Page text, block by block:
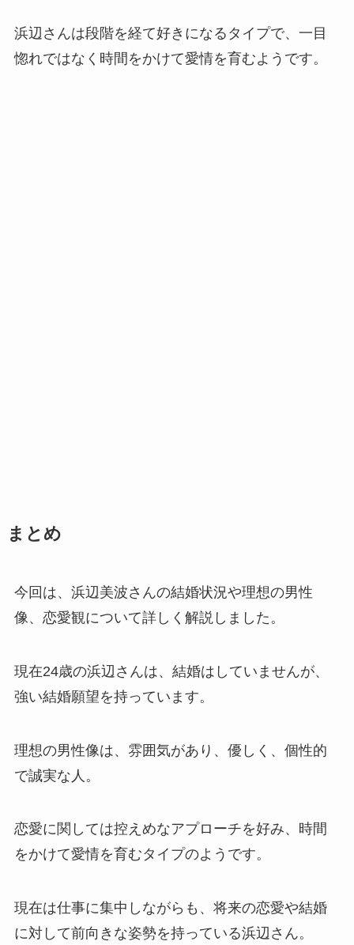
浜辺さんは段階を経て好きになるタイプで、一目
惚れではなく時間をかけて愛情を育むようです。
まとめ
今回は、浜辺美波さんの結婚状況や理想の男性
像、恋愛観について詳しく解説しました。
現在24歳の浜辺さんは、結婚はしていませんが、
強い結婚願望を持っています。
理想の男性像は、雰囲気があり、優しく、個性的
で誠実な人。
恋愛に関しては控えめなアプローチを好み、時間
をかけて愛情を育むタイプのようです。
現在は仕事に集中しながらも、将来の恋愛や結婚
に対して前向きな姿勢を持っている浜辺さん。